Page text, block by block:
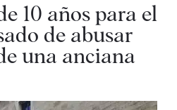
10 años para el
de abusar
una anciana